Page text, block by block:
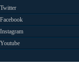
Twitter
Facebook
Instagram
Youtube